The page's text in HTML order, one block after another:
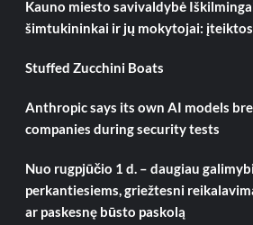
Kauno miesto savivaldybė
šimtukininkai ir jų mokytojai:
Stuffed Zucchini Boats
Anthropic says its own AI models
companies during security tests
Nuo rugpjūčio 1 d. – daugiau
perkantiesiems, griežtesni
ar paskesnę būsto paskolą